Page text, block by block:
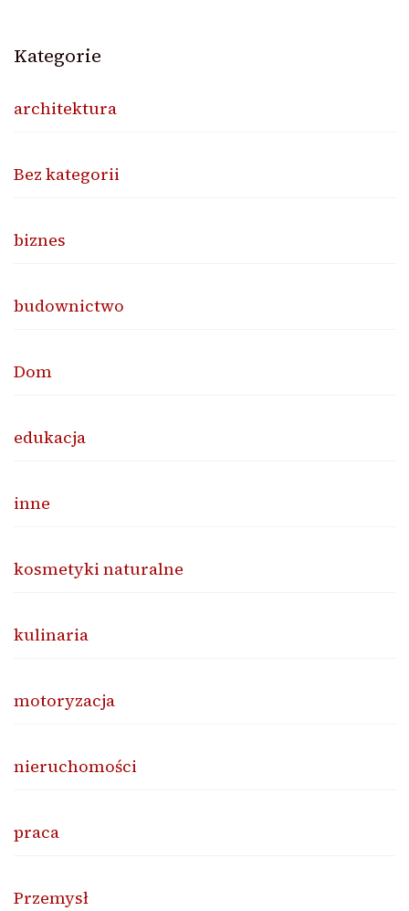
Kategorie
architektura
Bez kategorii
biznes
budownictwo
Dom
edukacja
inne
kosmetyki naturalne
kulinaria
motoryzacja
nieruchomości
praca
Przemysł